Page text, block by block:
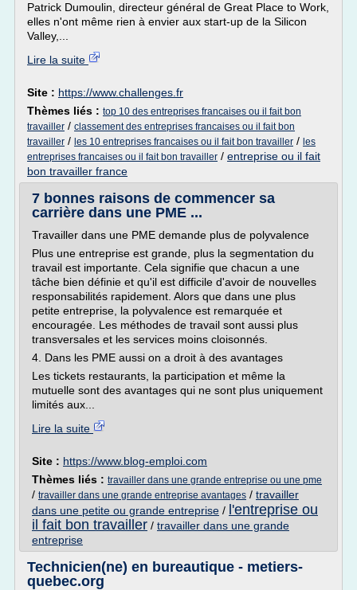
Patrick Dumoulin, directeur général de Great Place to Work,
elles n'ont même rien à envier aux start-up de la Silicon
Valley,...
Lire la suite
Site : https://www.challenges.fr
Thèmes liés : top 10 des entreprises francaises ou il fait bon
travailler / classement des entreprises francaises ou il fait bon
travailler / les 10 entreprises francaises ou il fait bon travailler / les
entreprises francaises ou il fait bon travailler / entreprise ou il fait
bon travailler france
7 bonnes raisons de commencer sa
carrière dans une PME ...
Travailler dans une PME demande plus de polyvalence
Plus une entreprise est grande, plus la segmentation du
travail est importante. Cela signifie que chacun a une
tâche bien définie et qu'il est difficile d'avoir de nouvelles
responsabilités rapidement. Alors que dans une plus
petite entreprise, la polyvalence est remarquée et
encouragée. Les méthodes de travail sont aussi plus
transversales et les services moins cloisonnés.
4. Dans les PME aussi on a droit à des avantages
Les tickets restaurants, la participation et même la
mutuelle sont des avantages qui ne sont plus uniquement
limités aux...
Lire la suite
Site : https://www.blog-emploi.com
Thèmes liés : travailler dans une grande entreprise ou une pme
/ travailler dans une grande entreprise avantages / travailler
dans une petite ou grande entreprise / l'entreprise ou
il fait bon travailler / travailler dans une grande
entreprise
Technicien(ne) en bureautique - metiers-
quebec.org